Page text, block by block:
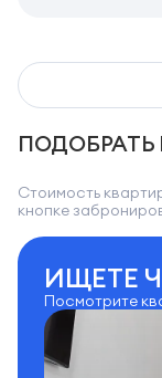
ПОДОБРАТЬ
Стоимость
кнопке
ИЩЕТЕ
Посмотрите